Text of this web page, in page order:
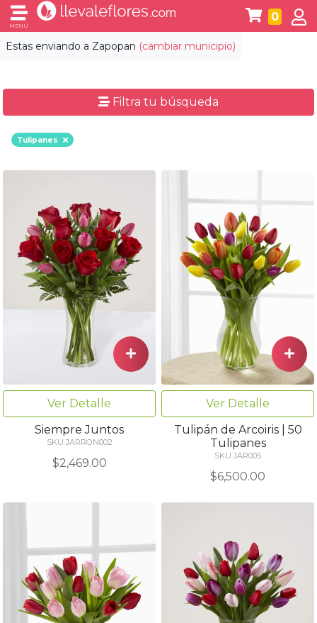
Estas enviando a Zapopan (cambiar municipio)
MENÚ
0
Filtra tu búsqueda
Tulipanes
Ver Detalle
Siempre Juntos
SKU JARRON002
$2,469.00
Ver Detalle
Tulipán de Arcoiris | 50
Tulipanes
SKU JAR005
$6,500.00